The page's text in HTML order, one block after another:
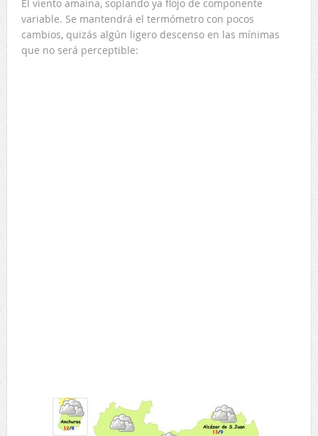
El viento amaina, soplando ya flojo de componente
variable. Se mantendrá el termómetro con pocos
cambios, quizás algún ligero descenso en las mínimas
que no será perceptible: